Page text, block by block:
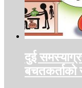
दुई
बचतकर्ताको